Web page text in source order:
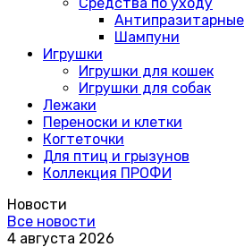
Шампуни
Игрушки
Игрушки для кошек
Игрушки для собак
Лежаки
Переноски и клетки
Когтеточки
Для птиц и грызунов
Коллекция ПРОФИ
Новости
Все новости
4 августа 2026